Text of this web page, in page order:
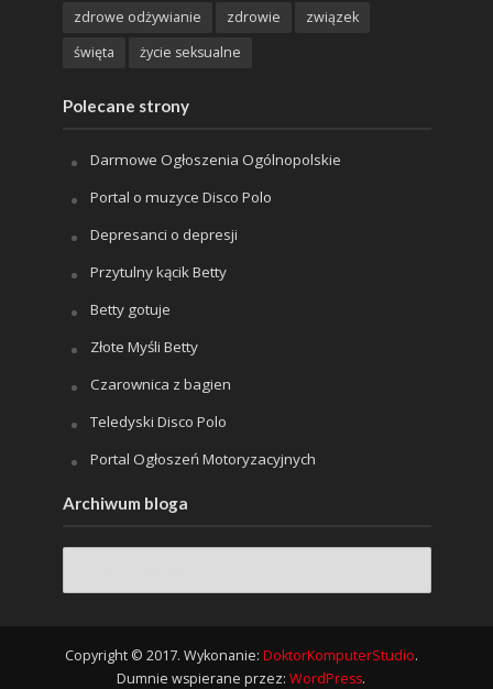
zdrowe odżywianie
zdrowie
związek
święta
życie seksualne
Polecane strony
Darmowe Ogłoszenia Ogólnopolskie
Portal o muzyce Disco Polo
Depresanci o depresji
Przytulny kącik Betty
Betty gotuje
Złote Myśli Betty
Czarownica z bagien
Teledyski Disco Polo
Portal Ogłoszeń Motoryzacyjnych
Archiwum bloga
Archiwum
Copyright © 2017. Wykonanie: DoktorKomputerStudio.
Dumnie wspierane przez: WordPress.